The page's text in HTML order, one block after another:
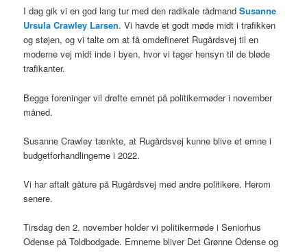
I dag gik vi en god lang tur med den radikale rådmandSusanne
Ursula Crawley Larsen. Vi havde et godt møde midt i trafikken
og støjen, og vi talte om at få omdefineret Rugårdsvej til en
moderne vej midt inde i byen, hvor vi tager hensyn til de bløde
trafikanter.
Begge foreninger vil drøfte emnet på politikermøder i november
måned.
Susanne Crawley tænkte, at Rugårdsvej kunne blive et emne i
budgetforhandlingerne i 2022.
Vi har aftalt gåture på Rugårdsvej med andre politikere. Herom
senere.
Tirsdag den 2. november holder vi politikermøde i Seniorhus
Odense på Toldbodgade. Emnerne bliver Det Grønne Odense og